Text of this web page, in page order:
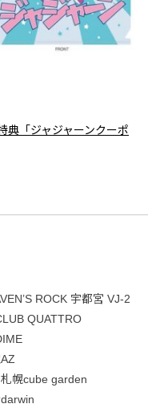
典「ジャジャーンクーポ
ROCK 宇都宮 VJ-2
QUATTRO
幌cube garden